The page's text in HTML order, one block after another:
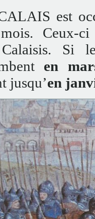
est
Ceux-
Si
en
jusqu’en